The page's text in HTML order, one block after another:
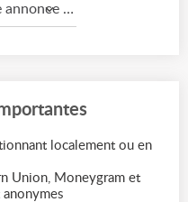
Marquer cette annonce comme...
localement ou en
Union, Moneygram et
anonymes